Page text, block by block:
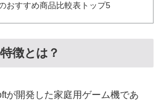
おすすめ商品比較表トップ5
徴とは？
が開発した家庭用ゲーム機であ